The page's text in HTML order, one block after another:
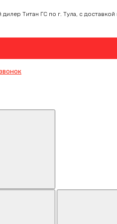
Титан ГС по г. Тула, с